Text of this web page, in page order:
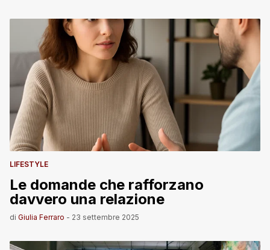
LIFESTYLE
Le domande che rafforzano
davvero una relazione
di Giulia Ferraro - 23 settembre 2025